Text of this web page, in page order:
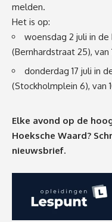
melden.
Het is op:
woensdag 2 juli in
(Bernhardstraat 25), van
donderdag 17 juli in
(Stockholmplein 6), van
Elke avond op de
Hoeksche Waard?
nieuwsbrief.